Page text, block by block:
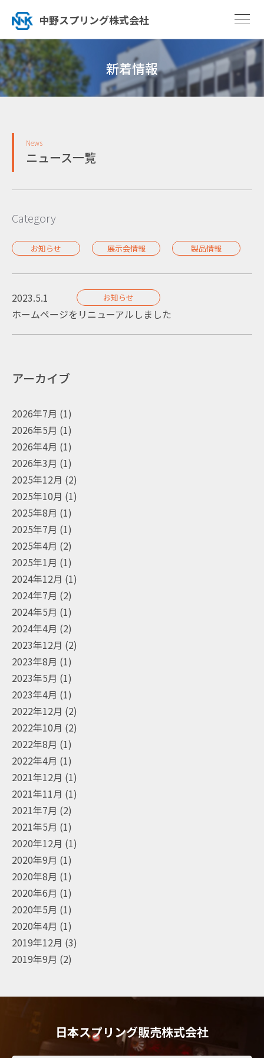
中野スプリング株式会社
新着情報
News
ニュース一覧
Category
お知らせ 展示会情報 製品情報
2023.5.1 お知らせ
ホームページをリニューアルしました
アーカイブ
2026年7月 (1)
2026年5月 (1)
2026年4月 (1)
2026年3月 (1)
2025年12月 (2)
2025年10月 (1)
2025年8月 (1)
2025年7月 (1)
2025年4月 (2)
2025年1月 (1)
2024年12月 (1)
2024年7月 (2)
2024年5月 (1)
2024年4月 (2)
2023年12月 (2)
2023年8月 (1)
2023年5月 (1)
2023年4月 (1)
2022年12月 (2)
2022年10月 (2)
2022年8月 (1)
2022年4月 (1)
2021年12月 (1)
2021年11月 (1)
2021年7月 (2)
2021年5月 (1)
2020年12月 (1)
2020年9月 (1)
2020年8月 (1)
2020年6月 (1)
2020年5月 (1)
2020年4月 (1)
2019年12月 (3)
2019年9月 (2)
日本スプリング販売株式会社